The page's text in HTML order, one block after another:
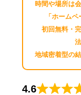
時間や場所は
「ホーム
初回無料・
地域密着型の
4.6